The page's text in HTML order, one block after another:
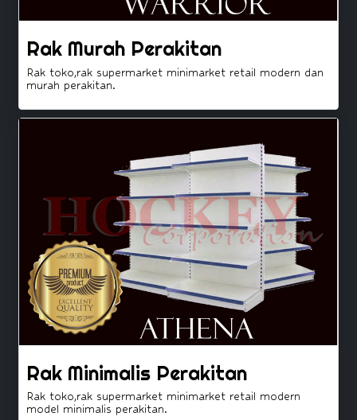
Rak Murah Perakitan
Rak toko,rak supermarket minimarket retail modern dan
murah perakitan.
Rak Minimalis Perakitan
Rak toko,rak supermarket minimarket retail modern
model minimalis perakitan.